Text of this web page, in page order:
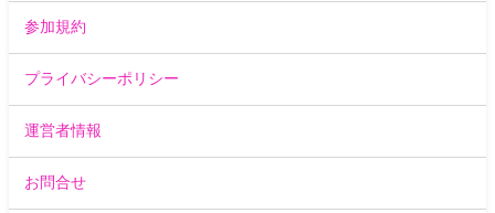
参加規約
プライバシーポリシー
運営者情報
お問合せ